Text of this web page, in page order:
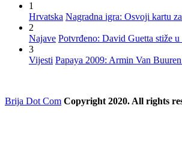
1
Hrvatska Nagradna igra: Osvoji kartu
2
Najave Potvrđeno: David Guetta stiže u
3
Vijesti Papaya 2009: Armin Van
Brija Dot Com Copyright 2020. All rights